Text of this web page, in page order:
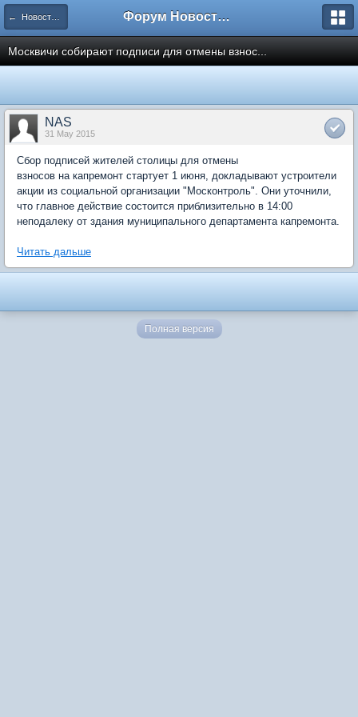
← Новости рынка недвижимости Форум Новостройки
Москвичи собирают подписи для отмены взнос...
NAS
31 May 2015
Cбор подписей жителей столицы для отмены
взносов на капремонт стартует 1 июня, докладывают устроители
акции из социальной организации "Москонтроль". Они уточнили,
что главное действие состоится приблизительно в 14:00
неподалеку от здания муниципального департамента капремонта.
Читать дальше
Полная версия